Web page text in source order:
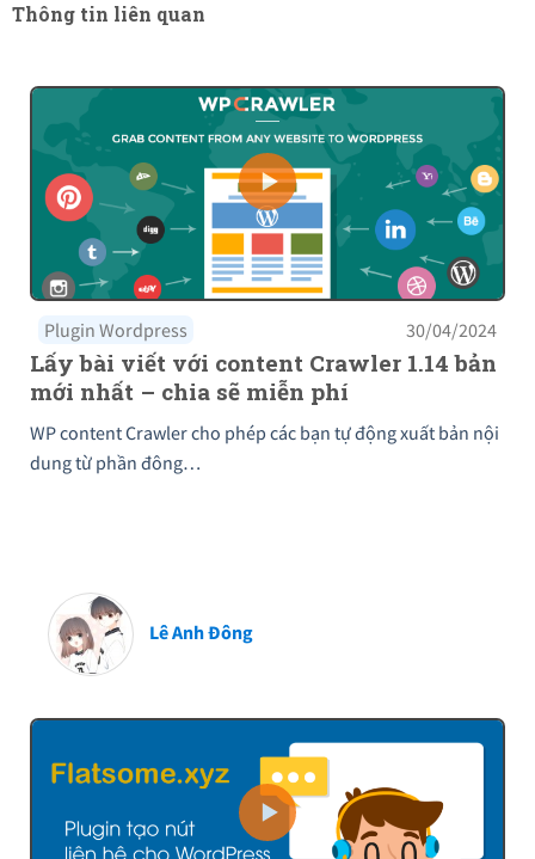
Thông tin liên quan
Plugin Wordpress 30/04/2024
Lấy bài viết với content Crawler 1.14 bản
mới nhất – chia sẽ miễn phí
WP content Crawler cho phép các bạn tự động xuất bản nội
dung từ phần đông…
Lê Anh Đông